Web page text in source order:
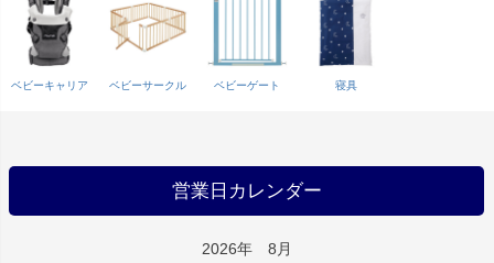
ベビーキャリア ベビーサークル ベビーゲート 寝具
営業日カレンダー
2026年 8月